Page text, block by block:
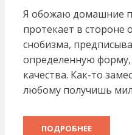
Я обожаю домашние
протекает в стороне
снобизма,
определенную
качества. Как-то
любому получишь
ПОДРОБНЕЕ